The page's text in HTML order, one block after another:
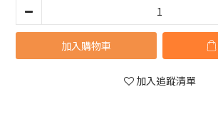
加入購物車
加入追蹤清單